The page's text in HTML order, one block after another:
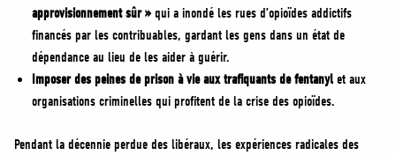
approvisionnement sûr »qui a inondé les rues d’opioïdes addictifs
financés par les contribuables, gardant les gens dans un état de
dépendance au lieu de les aider à guérir.
Imposer des peines de prison à vie aux trafiquants de fentanyl et aux
organisations criminelles qui profitent de la crise des opioïdes.
Pendant la décennie perdue des libéraux, les expériences radicales des